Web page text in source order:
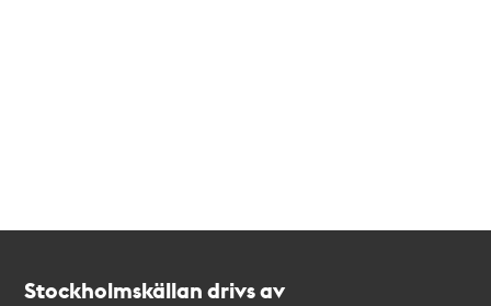
Stockholmskällan drivs av